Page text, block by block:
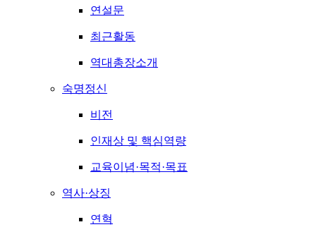
연설문
최근활동
역대총장소개
숙명정신
비전
인재상 및 핵심역량
교육이념·목적·목표
역사·상징
연혁